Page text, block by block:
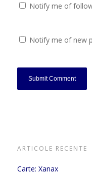
Notify me of
Notify me of new
ARTICOLE RECENTE
Carte: Xanax